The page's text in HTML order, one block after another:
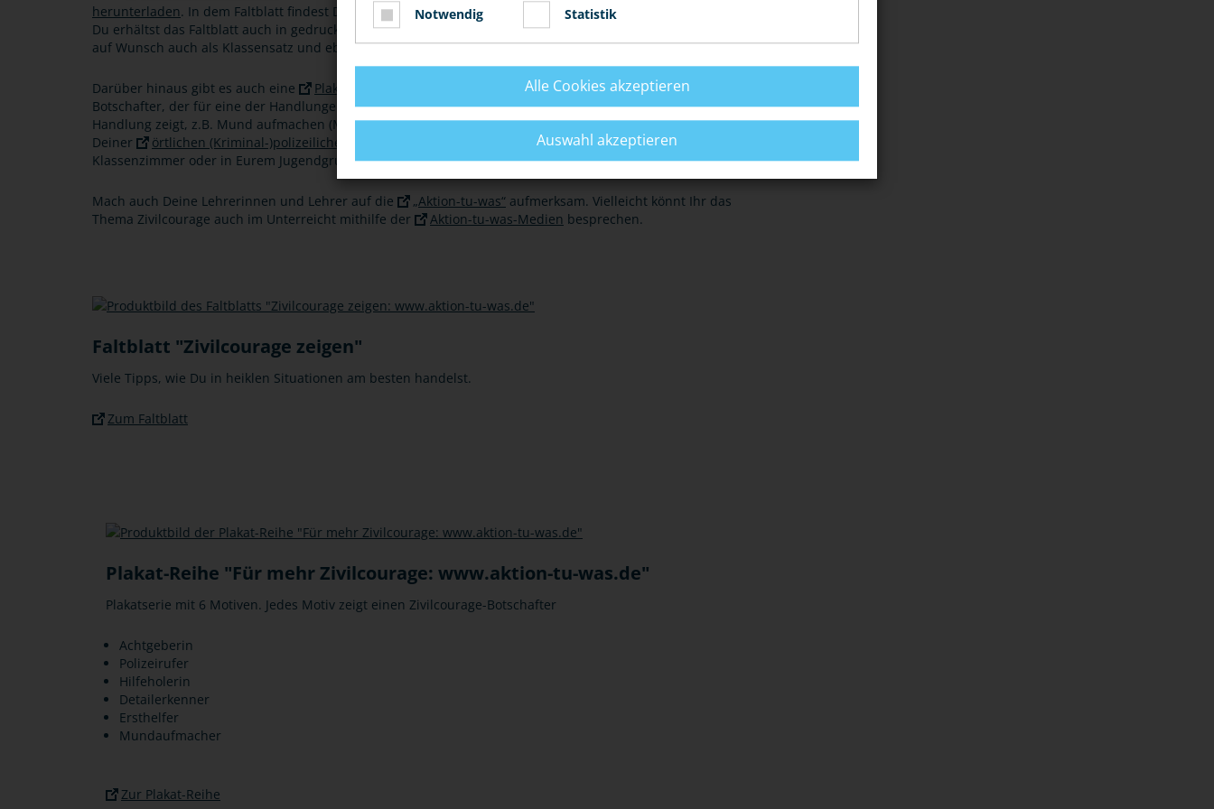
herunterladen. In dem Faltblatt findest Du viele Tipps, wie Du in brenzligen Situationen am besten handelst.
Du erhältst das Faltblatt auch in gedruckter Form in deiner
örtlichen (Kriminal-)polizeiliche Beratungsstelle
auf Wunsch auch als Klassensatz und ebenfalls kostenlos.
Darüber hinaus gibt es auch eine Plakat-Reihe mit sechs Motiven
. Jedes Motiv zeigt einen Zivilcourage-
Botschafter, der für eine der Handlungen der sechs Regeln für den Ernstfall wirbt und eine dazu passende
Handlung zeigt, z.B. Mund aufmachen (Mundaufmacher). Die Plakatserie kannst Du ebenfalls kostenfrei bei
Deiner
örtlichen (Kriminal-)polizeilichen Beratungsstelle
erhalten und beispielsweise in Eurem
Klassenzimmer oder in Eurem Jugendgruppenraum aufhängen.
Mach auch Deine Lehrerinnen und Lehrer auf die „Aktion-tu-was“ aufmerksam. Vielleicht könnt Ihr das
Thema Zivilcourage auch im Unterreicht mithilfe der
Aktion-tu-was-Medien besprechen.
Faltblatt "Zivilcourage zeigen"
Viele Tipps, wie Du in heiklen Situationen am besten handelst.
Zum Faltblatt
Plakat-Reihe "Für mehr Zivilcourage: www.aktion-tu-was.de"
Plakatserie mit 6 Motiven. Jedes Motiv zeigt einen Zivilcourage-Botschafter
Achtgeberin
Polizeirufer
Hilfeholerin
Detailerkenner
Ersthelfer
Mundaufmacher
Zur Plakat-Reihe
Notwendig Statistik
Alle Cookies akzeptieren
Auswahl akzeptieren